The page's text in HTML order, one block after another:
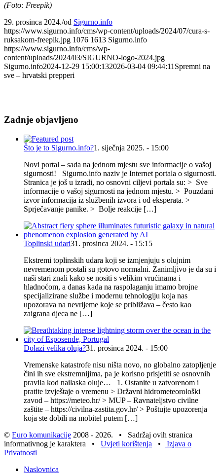
(Foto: Freepik)
29. prosinca 2024./od Sigurno.info
https://www.sigurno.info/cms/wp-content/uploads/2024/07/cura-s-
ruksakom-freepik.jpg 1076 1613 Sigurno.info
https://www.sigurno.info/cms/wp-
content/uploads/2024/03/SIGURNO-logo-2024.jpg
Sigurno.info2024-12-29 15:00:132026-03-04 09:44:11 Spremni na
sve – hrvatski prepperi
Zadnje objavljeno
Što je to Sigurno.info?1. siječnja 2025. - 15:00
Novi portal – sada na jednom mjestu sve informacije o vašoj
sigurnosti! Sigurno.info naziv je Internet portala o sigurnosti.
Stranica je još u izradi, no osnovni ciljevi portala su: > Sve
informacije o vašoj sigurnosti na jednom mjestu. > Pouzdani
izvor informacija iz službenih izvora i od eksperata. >
Sprječavanje panike. > Bolje reakcije […]
Toplinski udari31. prosinca 2024. - 15:15
Ekstremi toplinskih udara koji se izmjenjuju s olujnim
nevremenom postali su gotovo normalni. Zanimljivo je da su i
naši stari znali kako se nositi s velikim vrućinama i
hladnoćom, a danas kada na raspolaganju imamo brojne
specijalizirane službe i modernu tehnologiju koja nas
upozorava na nevrijeme koje se približava – često kao
zaigrana djeca ne […]
Dolazi velika oluja?31. prosinca 2024. - 15:00
Vremenske katastrofe nisu ništa novo, no globalno zatopljenje
čini ih sve ekstremnijima, pa je korisno prisjetiti se osnovnih
pravila kod nailaska oluje… 1. Ostanite u zatvorenom i
pratite izvještaje o vremenu > Državni hidrometeorološki
zavod – https://meteo.hr/ > MUP – Ravnateljstvo civilne
zaštite – https://civilna-zastita.gov.hr/ > Poštujte upozorenja
koja ste dobili na mobitel putem […]
© Euro komunikacije 2008 - 2026. • Sadržaj ovih stranica
informativnog je karaktera • Uvjeti korištenja •
Izjava o
Privatnosti
Naslovnica